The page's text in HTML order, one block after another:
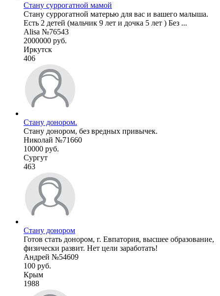
Стану суррогатной мамой
Стану суррогатной матерью для вас и вашего малыша.
Есть 2 детей (мальчик 9 лет и дочка 5 лет ) Без ...
Alisa №76543
2000000 руб.
Иркутск
406
Стану донором.
Стану донором, без вредных привычек.
Николай №71660
10000 руб.
Сургут
463
Стану донором
Готов стать донором, г. Евпатория, высшее образование,
физически развит. Нет цели заработать!
Андрей №54609
100 руб.
Крым
1988